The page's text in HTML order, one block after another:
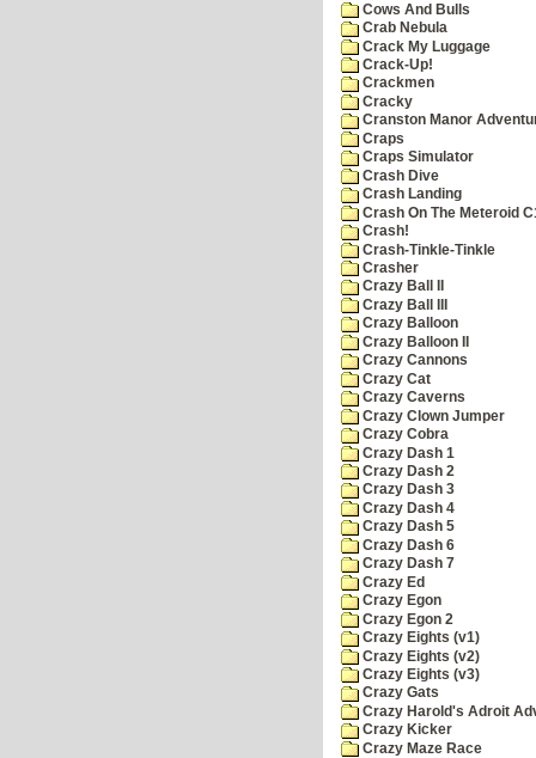
Cows And Bulls
Crab Nebula
Crack My Luggage
Crack-Up!
Crackmen
Cracky
Cranston Manor
Craps
Craps Simulator
Crash Dive
Crash Landing
Crash On The Meteroid
Crash!
Crash-Tinkle-Tinkle
Crasher
Crazy Ball II
Crazy Ball III
Crazy Balloon
Crazy Balloon II
Crazy Cannons
Crazy Cat
Crazy Caverns
Crazy Clown Jumper
Crazy Cobra
Crazy Dash 1
Crazy Dash 2
Crazy Dash 3
Crazy Dash 4
Crazy Dash 5
Crazy Dash 6
Crazy Dash 7
Crazy Ed
Crazy Egon
Crazy Egon 2
Crazy Eights (v1)
Crazy Eights (v2)
Crazy Eights (v3)
Crazy Gats
Crazy Harold's Adroit
Crazy Kicker
Crazy Maze Race